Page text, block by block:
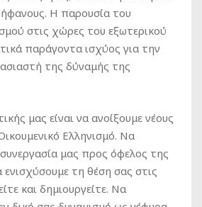
Η παρουσία του
στις χώρες του εξωτερικού
παράγοντα ισχύος για την
της δύναμής της
μας είναι να ανοίξουμε νέους
Ελληνισμό. Να
μας προς όφελος της
τη θέση σας στις
και δημιουργείτε. Να